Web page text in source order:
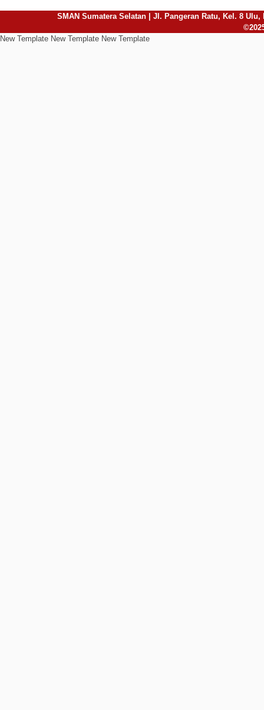
SMAN Sumatera Selatan | Jl. Pangeran Ratu, Kel. 8 Ulu,
New Template New Template New Template